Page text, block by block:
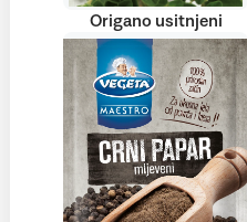
Origano usitnjeni